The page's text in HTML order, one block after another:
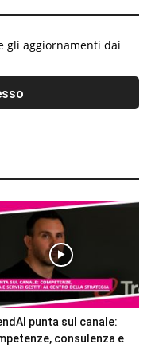
gli aggiornamenti dai
punta sul canale:
consulenza e